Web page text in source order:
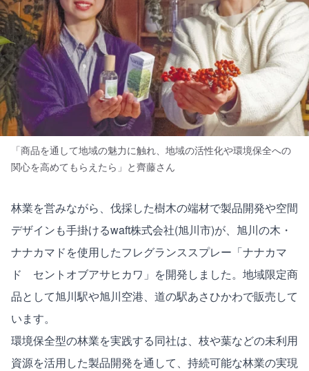
「商品を通して地域の魅力に触れ、地域の活性化や環境保全への
関心を高めてもらえたら」と齊藤さん
林業を営みながら、伐採した樹木の端材で製品開発や空間
デザインも手掛けるwaft株式会社(旭川市)が、旭川の木・
ナナカマドを使用したフレグランススプレー「ナナカマ
ド セントオブアサヒカワ」を開発しました。地域限定商
品として旭川駅や旭川空港、道の駅あさひかわで販売して
います。
環境保全型の林業を実践する同社は、枝や葉などの未利用
資源を活用した製品開発を通して、持続可能な林業の実現